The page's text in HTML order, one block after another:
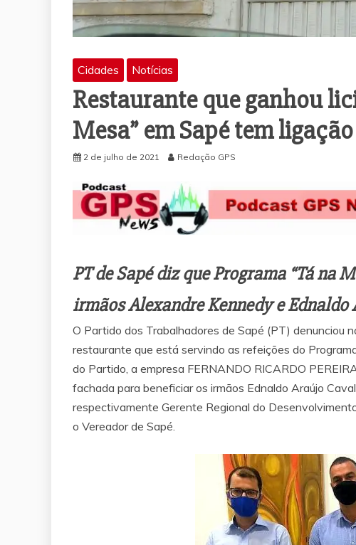
Cidades Notícias
Restaurante que ganhou
Mesa” em Sapé tem
2 de julho de 2021 Redação GPS
PT de Sapé diz que Programa “Tá na
irmãos Alexandre Kennedy e Ednaldo
O Partido dos Trabalhadores de Sapé (PT) denunciou
restaurante que está servindo as refeições do
do Partido, a empresa FERNANDO RICARDO
fachada para beneficiar os irmãos Ednaldo Araújo
respectivamente Gerente Regional do
o Vereador de Sapé.